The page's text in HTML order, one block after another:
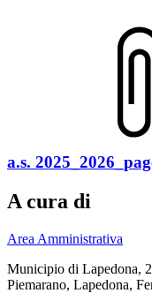
a.s.
A cura di
Area Amministrativa
Municipio di Lapedona,
Piemarano, Lapedona,